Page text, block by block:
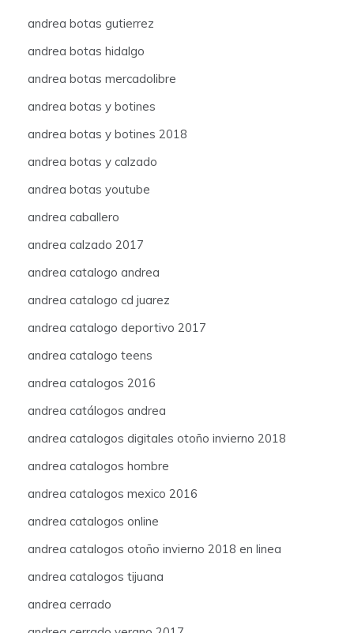
andrea botas gutierrez
andrea botas hidalgo
andrea botas mercadolibre
andrea botas y botines
andrea botas y botines 2018
andrea botas y calzado
andrea botas youtube
andrea caballero
andrea calzado 2017
andrea catalogo andrea
andrea catalogo cd juarez
andrea catalogo deportivo 2017
andrea catalogo teens
andrea catalogos 2016
andrea catálogos andrea
andrea catalogos digitales otoño invierno 2018
andrea catalogos hombre
andrea catalogos mexico 2016
andrea catalogos online
andrea catalogos otoño invierno 2018 en linea
andrea catalogos tijuana
andrea cerrado